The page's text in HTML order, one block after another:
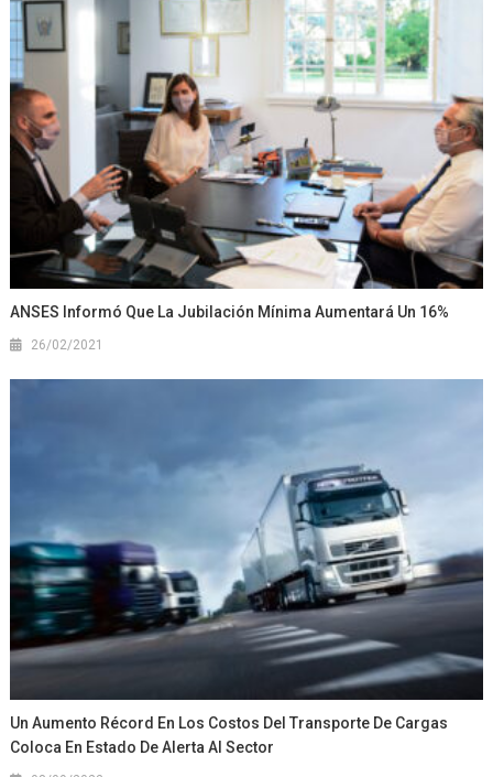
ANSES Informó Que La Jubilación Mínima Aumentará Un 16%
26/02/2021
Un Aumento Récord En Los Costos Del Transporte De Cargas
Coloca En Estado De Alerta Al Sector